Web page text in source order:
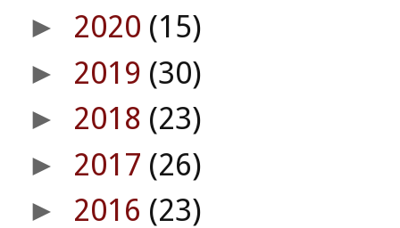
► 2020 (15)
► 2019 (30)
► 2018 (23)
► 2017 (26)
► 2016 (23)